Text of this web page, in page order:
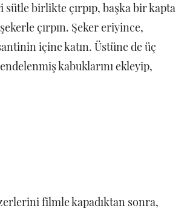
birlikte çırpıp, başka bir kapta
çırpın. Şeker eriyince,
içine katın. Üstüne de üç
kabuklarını ekleyip,
filmle kapadıktan sonra,